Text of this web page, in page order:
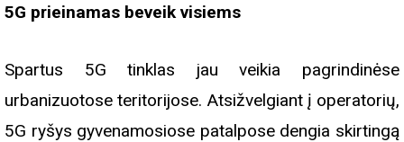
5G prieinamas beveik visiems
Spartus 5G tinklas jau veikia pagrindinėse
urbanizuotose teritorijose. Atsižvelgiant į operatorių,
5G ryšys gyvenamosiose patalpose dengia skirtingą